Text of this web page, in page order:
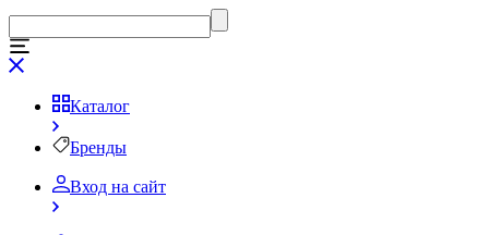
Каталог
Бренды
Вход на сайт